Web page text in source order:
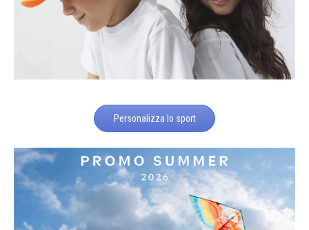
Personalizza lo sport